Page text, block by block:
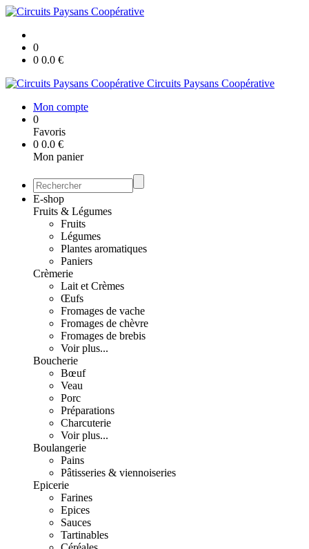
0
0 0.0 €
Circuits Paysans Coopérative
Mon compte
0
Favoris
0 0.0 €
Mon panier
E-shop
Fruits & Légumes
Fruits
Légumes
Plantes aromatiques
Paniers
Crèmerie
Lait et Crèmes
Œufs
Fromages de vache
Fromages de chèvre
Fromages de brebis
Voir plus...
Boucherie
Bœuf
Veau
Porc
Préparations
Charcuterie
Voir plus...
Boulangerie
Pains
Pâtisseries & viennoiseries
Epicerie
Farines
Epices
Sauces
Tartinables